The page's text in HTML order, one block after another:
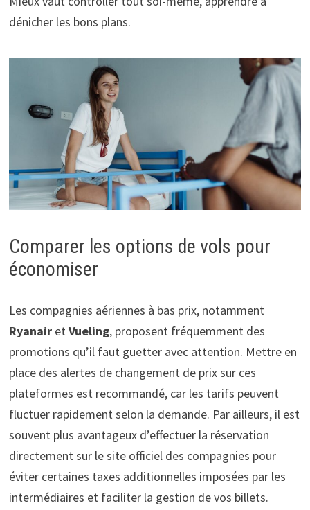
dénicher les bons plans.
Comparer les options de vols pour
économiser
Les compagnies aériennes à bas prix, notamment
RyanairetVueling, proposent fréquemment des
promotions qu’il faut guetter avec attention. Mettre en
place des alertes de changement de prix sur ces
plateformes est recommandé, car les tarifs peuvent
fluctuer rapidement selon la demande. Par ailleurs, il est
souvent plus avantageux d’effectuer la réservation
directement sur le site officiel des compagnies pour
éviter certaines taxes additionnelles imposées par les
intermédiaires et faciliter la gestion de vos billets.